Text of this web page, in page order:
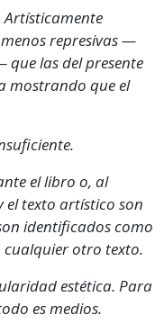
represivas —
las del presente
mostrando que el
el libro o, al
el texto artístico son
identificados como
otro texto.
estética. Para
es medios.